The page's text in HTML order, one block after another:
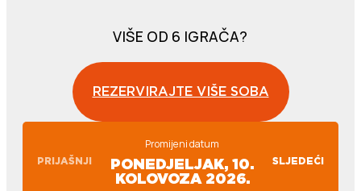
VIŠE OD 6 IGRAČA?
REZERVIRAJTE VIŠE SOBA
PRIJAŠNJI
Promijeni datum
PONEDJELJAK, 10.
KOLOVOZA 2026.
SLJEDEĆI